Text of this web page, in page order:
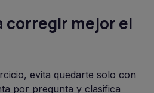
corregir mejor el
evita quedarte solo con
por pregunta y clasifica